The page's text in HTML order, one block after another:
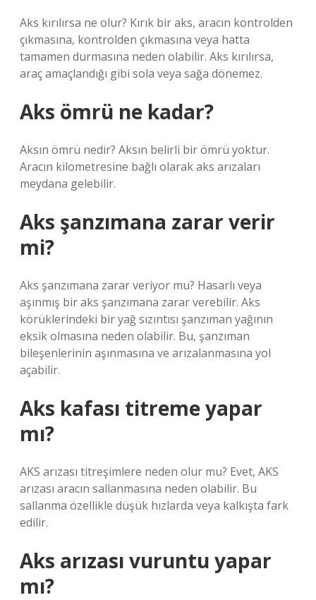
Aks kırılırsa ne olur? Kırık bir aks, aracın kontrolden
çıkmasına, kontrolden çıkmasına veya hatta
tamamen durmasına neden olabilir. Aks kırılırsa,
araç amaçlandığı gibi sola veya sağa dönemez.
Aks ömrü ne kadar?
Aksın ömrü nedir? Aksın belirli bir ömrü yoktur.
Aracın kilometresine bağlı olarak aks arızaları
meydana gelebilir.
Aks şanzımana zarar verir
mi?
Aks şanzımana zarar veriyor mu? Hasarlı veya
aşınmış bir aks şanzımana zarar verebilir. Aks
körüklerindeki bir yağ sızıntısı şanzıman yağının
eksik olmasına neden olabilir. Bu, şanzıman
bileşenlerinin aşınmasına ve arızalanmasına yol
açabilir.
Aks kafası titreme yapar
mı?
AKS arızası titreşimlere neden olur mu? Evet, AKS
arızası aracın sallanmasına neden olabilir. Bu
sallanma özellikle düşük hızlarda veya kalkışta fark
edilir.
Aks arızası vuruntu yapar
mı?